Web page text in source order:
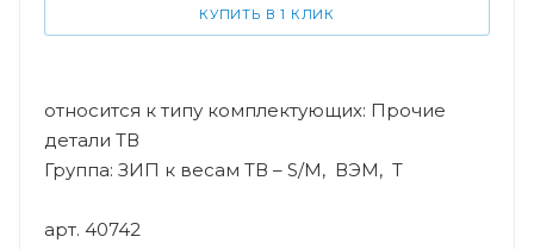
КУПИТЬ В 1 КЛИК
относится к типу комплектующих: Прочие
детали ТВ
Группа: ЗИП к весам ТВ – S/M, ВЭМ, Т
арт. 40742